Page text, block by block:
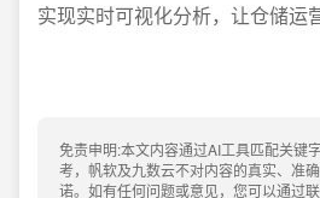
实现实时可视化分析，让仓储运
免责申明:本文内容通过AI工具匹配关键
考，帆软及九数云不对内容的真实、准
诺。如有任何问题或意见，您可以通过